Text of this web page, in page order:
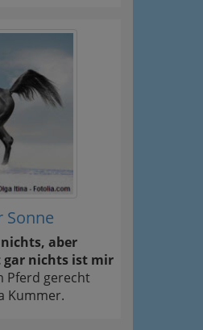
Sonne
nichts, aber
nichts ist mir
Pferd gerecht
Kummer.